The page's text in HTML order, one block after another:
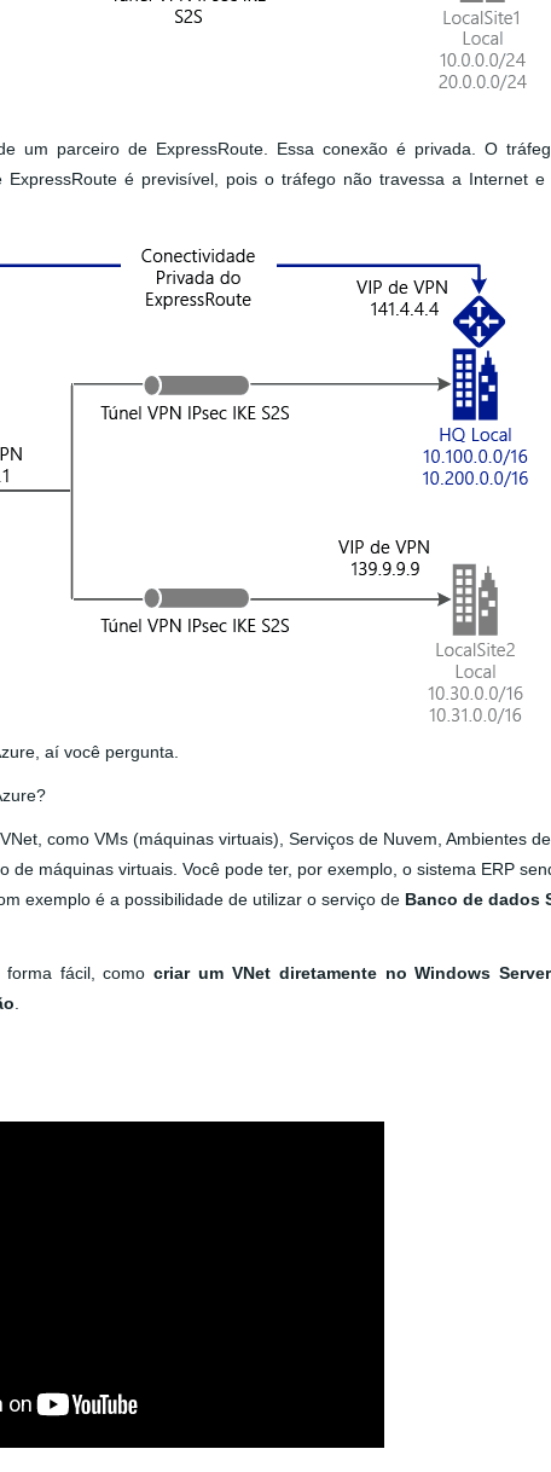
um parceiro de ExpressRoute. Essa conexão é privada. O
é previsível, pois o tráfego não travessa a Internet
aí você pergunta.
como VMs (máquinas virtuais), Serviços de Nuvem, Ambientes de
de máquinas virtuais. Você pode ter, por exemplo, o sistema ERP
exemplo é a possibilidade de utilizar o serviço de Banco de dados
forma fácil, comocriar um VNet diretamente no Windows